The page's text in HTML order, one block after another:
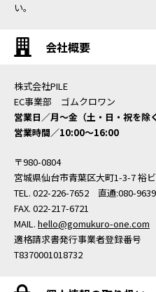
い。
会社概要
株式会社PILE
EC事業部 ゴムクロワン
営業日／月〜金（土・日・祝を除
営業時間／10:00〜16:00
〒980-0804
宮城県仙台市青葉区大町1-3-7 裕
TEL. 022-226-7652 直通:080-
FAX. 022-217-6721
MAIL. hello@gomukuro-one.com
適格請求書発行事業者登録番号
T8370001018732